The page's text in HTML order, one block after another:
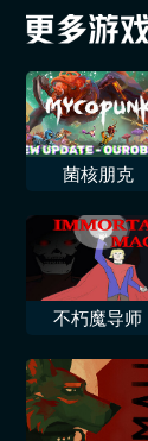
菌核朋克
不朽魔导师